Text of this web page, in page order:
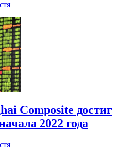
Composite достиг
2022 года